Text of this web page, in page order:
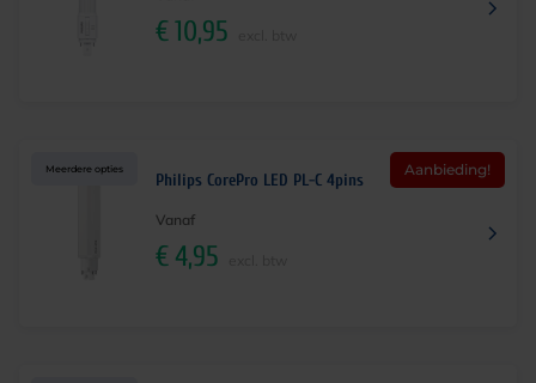
€10,95
Meerdere opties Aanbieding!
Philips CorePro LED PL-C 4pins
Vanaf
€ 4,95